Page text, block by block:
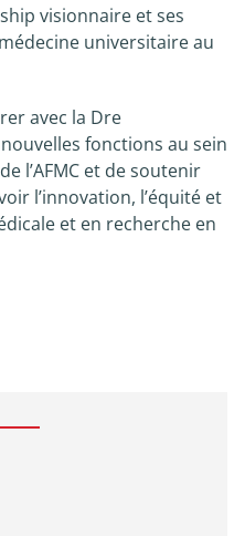
visionnaire et ses
universitaire au
avec la Dre
fonctions au sein
l’AFMC et de soutenir
l’innovation, l’équité et
et en recherche en